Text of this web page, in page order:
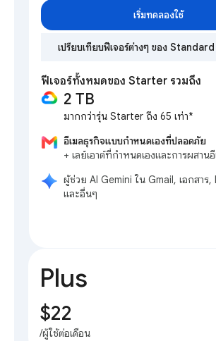
เริ่มทดลองใช้
เปรียบเทียบฟีเจอร์ต่างๆ ของ Standard
ฟีเจอร์ทั้งหมดของ Starter รวมถึง
2 TB
มากกว่ารุ่น Starter ถึง 65 เท่า*
อีเมลธุรกิจแบบกำหนดเองที่ปลอดภัย
+ เลย์เอาต์ที่กำหนดเองและการผสานอี
ผู้ช่วย AI Gemini ใน Gmail, เอกสาร,
และอื่นๆ
Plus
$22
/ผู้ใช้ต่อเดือน